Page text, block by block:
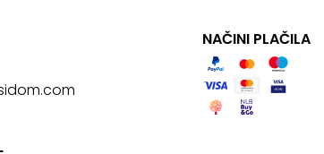
NAČINI PLAČILA